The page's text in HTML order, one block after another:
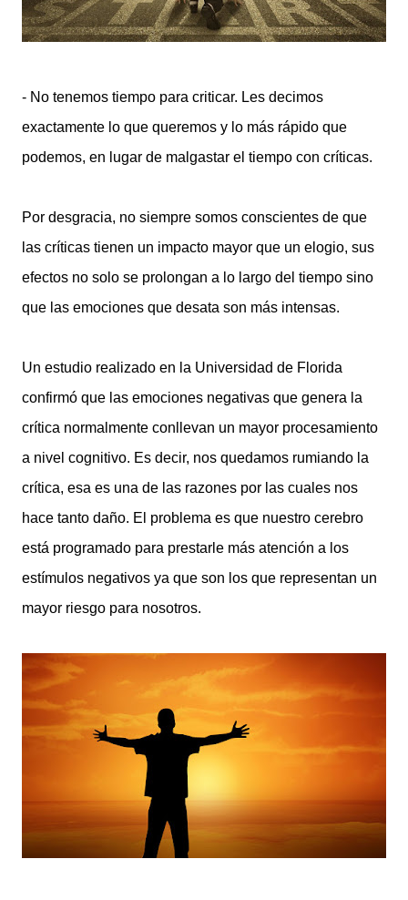
- No tenemos tiempo para criticar. Les decimos
exactamente lo que queremos y lo más rápido que
podemos, en lugar de malgastar el tiempo con críticas.
Por desgracia, no siempre somos conscientes de que
las críticas tienen un impacto mayor que un elogio, sus
efectos no solo se prolongan a lo largo del tiempo sino
que las emociones que desata son más intensas.
Un estudio realizado en la Universidad de Florida
confirmó que las emociones negativas que genera la
crítica normalmente conllevan un mayor procesamiento
a nivel cognitivo. Es decir, nos quedamos rumiando la
crítica, esa es una de las razones por las cuales nos
hace tanto daño. El problema es que nuestro cerebro
está programado para prestarle más atención a los
estímulos negativos ya que son los que representan un
mayor riesgo para nosotros.